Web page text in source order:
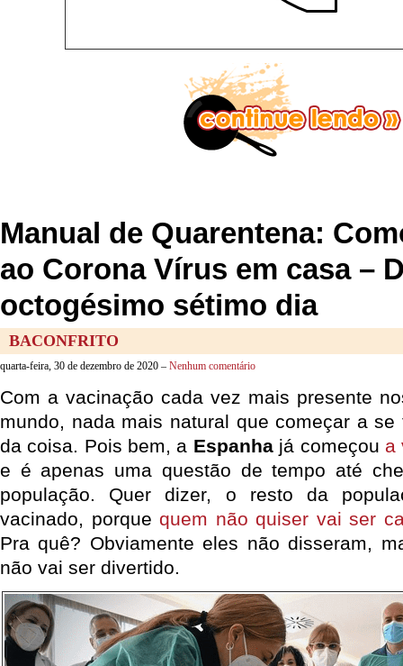
Manual de Quarentena:
ao Corona Vírus em casa –
octogésimo sétimo dia
BACONFRITO
quarta-feira, 30 de dezembro de 2020 – Nenhum comentário
Com a vacinação cada vez mais presente
mundo, nada mais natural que começar a
da coisa. Pois bem, a Espanhajá começou a
e é apenas uma questão de tempo até
população. Quer dizer, o resto da
vacinado, porquequem não quiser vai ser
Pra quê? Obviamente eles não disseram,
não vai ser divertido.